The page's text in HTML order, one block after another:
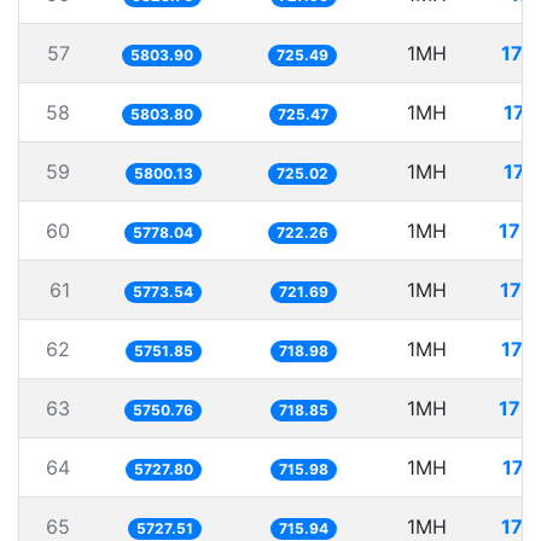
57 5803.90 725.49 1MH
58 5803.80 725.47 1MH
59 5800.13 725.02 1MH
60 5778.04 722.26 1MH
61 5773.54 721.69 1MH
62 5751.85 718.98 1MH
63 5750.76 718.85 1MH
64 5727.80 715.98 1MH
65 5727.51 715.94 1MH